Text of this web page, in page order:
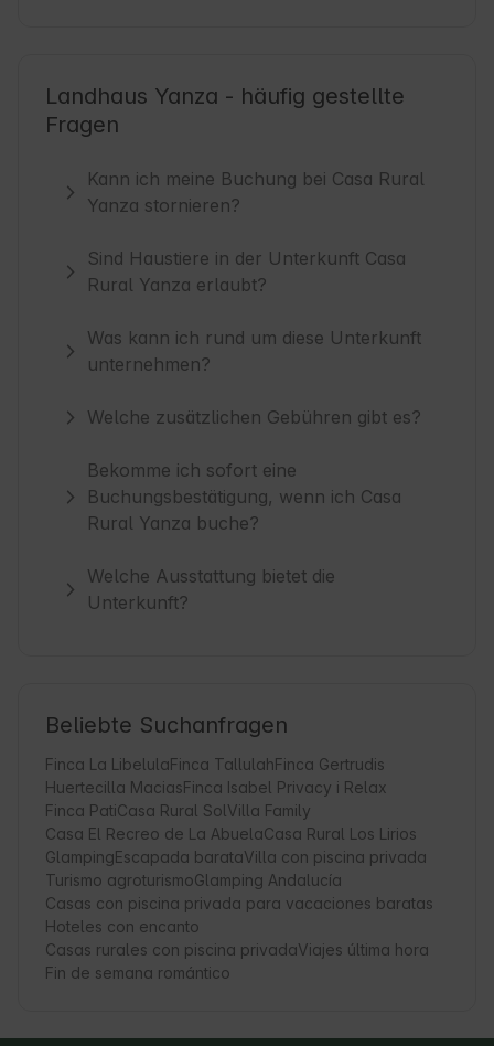
Landhaus Yanza - häufig gestellte
Fragen
Kann ich meine Buchung bei Casa Rural
Yanza stornieren?
Sind Haustiere in der Unterkunft Casa
Rural Yanza erlaubt?
Was kann ich rund um diese Unterkunft
unternehmen?
Welche zusätzlichen Gebühren gibt es?
Bekomme ich sofort eine
Buchungsbestätigung, wenn ich Casa
Rural Yanza buche?
Welche Ausstattung bietet die
Unterkunft?
Beliebte Suchanfragen
Finca La LibelulaFinca TallulahFinca Gertrudis
Huertecilla MaciasFinca Isabel Privacy i Relax
Finca PatiCasa Rural SolVilla Family
Casa El Recreo de La AbuelaCasa Rural Los Lirios
GlampingEscapada barataVilla con piscina privada
Turismo agroturismoGlamping Andalucía
Casas con piscina privada para vacaciones baratas
Hoteles con encanto
Casas rurales con piscina privadaViajes última hora
Fin de semana romántico